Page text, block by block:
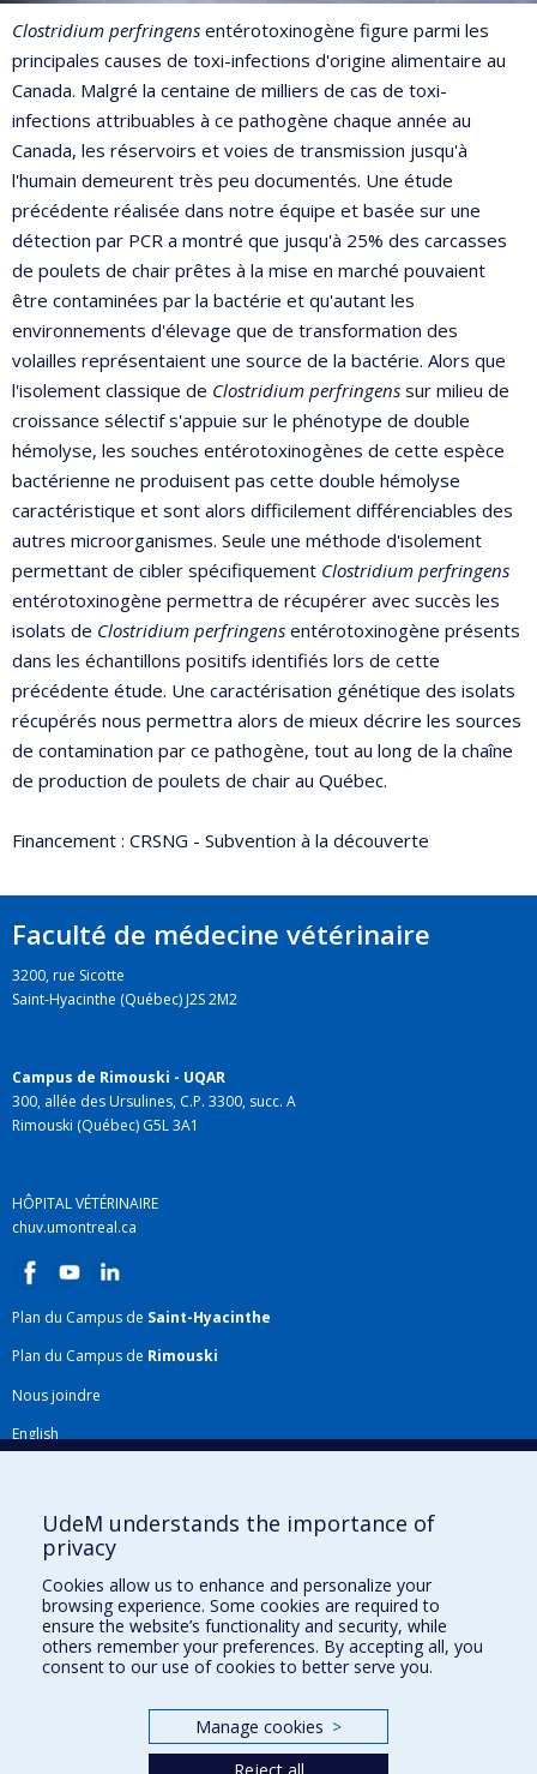
Clostridium perfringens entérotoxinogène figure parmi les
principales causes de toxi-infections d'origine alimentaire au
Canada. Malgré la centaine de milliers de cas de toxi-
infections attribuables à ce pathogène chaque année au
Canada, les réservoirs et voies de transmission jusqu'à
l'humain demeurent très peu documentés. Une étude
précédente réalisée dans notre équipe et basée sur une
détection par PCR a montré que jusqu'à 25% des carcasses
de poulets de chair prêtes à la mise en marché pouvaient
être contaminées par la bactérie et qu'autant les
environnements d'élevage que de transformation des
volailles représentaient une source de la bactérie. Alors que
l'isolement classique de Clostridium perfringens sur milieu de
croissance sélectif s'appuie sur le phénotype de double
hémolyse, les souches entérotoxinogènes de cette espèce
bactérienne ne produisent pas cette double hémolyse
caractéristique et sont alors difficilement différenciables des
autres microorganismes. Seule une méthode d'isolement
permettant de cibler spécifiquement Clostridium perfringens
entérotoxinogène permettra de récupérer avec succès les
isolats de Clostridium perfringens entérotoxinogène présents
dans les échantillons positifs identifiés lors de cette
précédente étude. Une caractérisation génétique des isolats
récupérés nous permettra alors de mieux décrire les sources
de contamination par ce pathogène, tout au long de la chaîne
de production de poulets de chair au Québec.
Financement : CRSNG - Subvention à la découverte
Faculté de médecine vétérinaire
3200, rue Sicotte
Saint-Hyacinthe (Québec) J2S 2M2
Campus de Rimouski - UQAR
300, allée des Ursulines, C.P. 3300, succ. A
Rimouski (Québec) G5L 3A1
HÔPITAL VÉTÉRINAIRE
chuv.umontreal.ca
Plan du Campus de Saint-Hyacinthe
Plan du Campus de Rimouski
Nous joindre
English
Plan du site
Accessibilité
Gabarits et image de marque
Agenda FMV & calendrier académique
La Faculté de médecine vétérinaire de l'Université de Montréal détient
UdeM understands the importance of
privacy
Cookies allow us to enhance and personalize your
browsing experience. Some cookies are required to
ensure the website’s functionality and security, while
others remember your preferences. By accepting all, you
consent to our use of cookies to better serve you.
Manage cookies >
Reject all